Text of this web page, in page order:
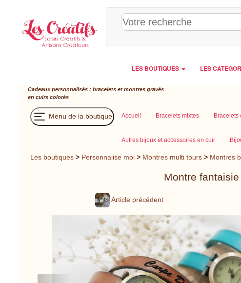
LES BOUTIQUES LES
Cadeaux personnalisés : bracelets et montres gravés
en cuirs colorés
Menu de la boutique Accueil Bracelets mixtes Bracelets
Autres bijoux et accessoires en cuir
Les boutiques > Personnalise moi > Montres multi tours > Montres
Montre
Article précédent
Previous